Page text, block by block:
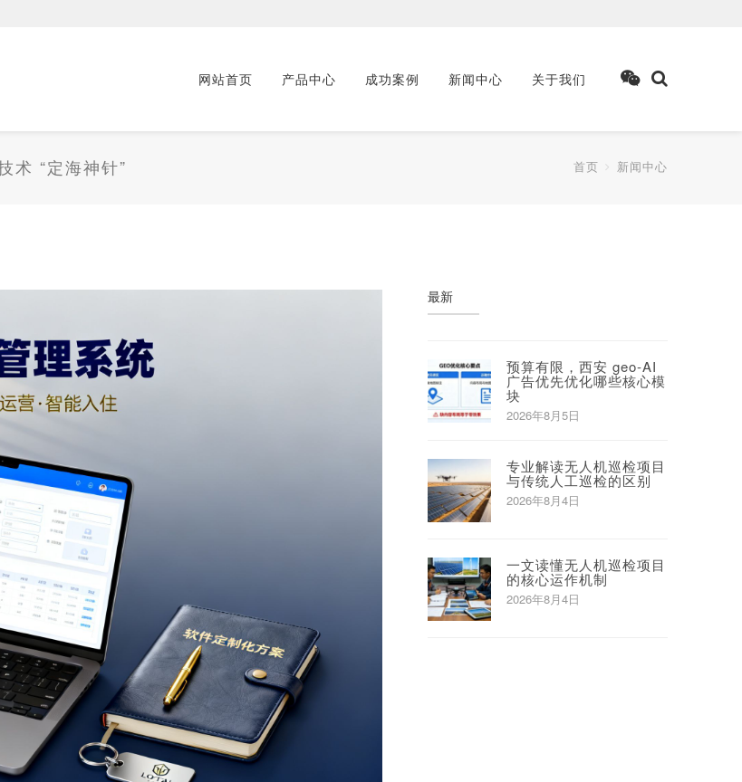
网站首页 产品中心 成功案例 新闻中心 关于我们
术 “定海神针” 首页 新闻中心
最新
预算有限，西安 geo‑AI
广告优先优化哪些核心模
块
2026年8月5日
专业解读无人机巡检项目
与传统人工巡检的区别
2026年8月4日
一文读懂无人机巡检项目
的核心运作机制
2026年8月4日